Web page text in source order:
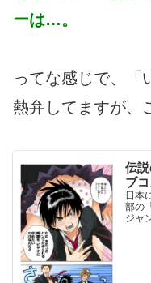
ーは…。
ってな感じで、「
熱弁してますが、
伝
ブ
日本
部の
ジャ